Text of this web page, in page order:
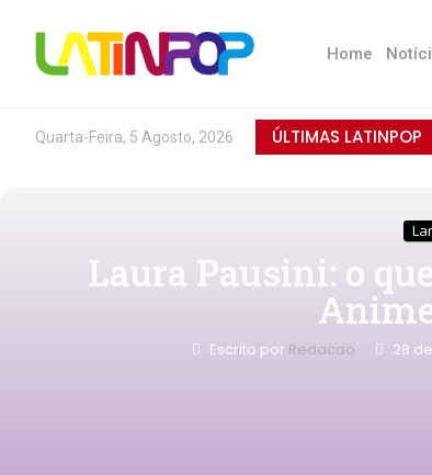
Home
Quarta-Feira, 5 Agosto, 2026 ÚLTIMAS LATINPOP
Laura Pausini: o
Escrito por Redacao 28